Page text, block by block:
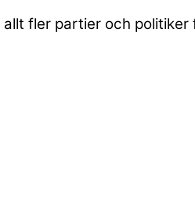
fler partier och